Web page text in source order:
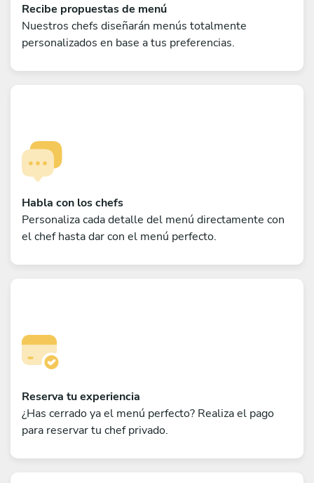
Recibe propuestas de menú
Nuestros chefs diseñarán menús totalmente
personalizados en base a tus preferencias.
Habla con los chefs
Personaliza cada detalle del menú directamente con
el chef hasta dar con el menú perfecto.
Reserva tu experiencia
¿Has cerrado ya el menú perfecto? Realiza el pago
para reservar tu chef privado.